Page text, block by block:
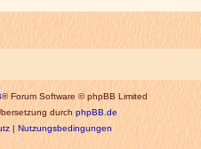
® Forum Software © phpBB Limited
durchphpBB.de
|Nutzungsbedingungen